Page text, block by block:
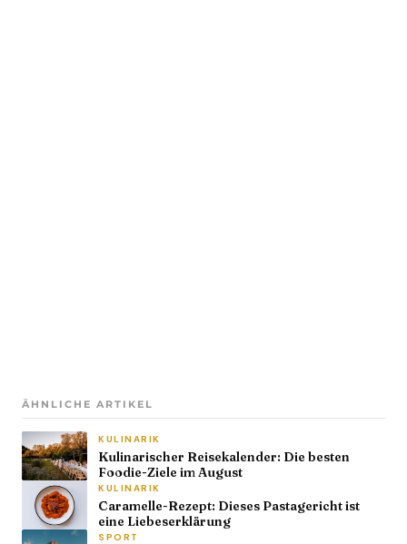
ÄHNLICHE ARTIKEL
KULINARIK
Kulinarischer Reisekalender: Die besten
Foodie-Ziele im August
KULINARIK
Caramelle-Rezept: Dieses Pastagericht ist
eine Liebeserklärung
SPORT